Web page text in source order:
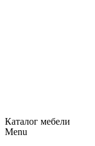
Каталог мебели
Menu